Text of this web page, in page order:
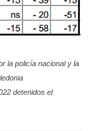
la policía nacional y la
detenidos el